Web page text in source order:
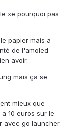
xe pourquoi pas
papier mais a
de l'amoled
avoir.
mais ça se
mieux que
10 euros sur le
avec go launcher